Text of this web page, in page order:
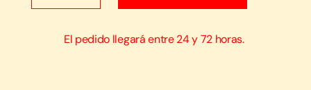
El pedido llegará entre 24 y 72 horas.